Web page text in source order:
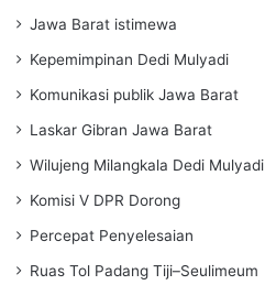
Jawa Barat istimewa
Kepemimpinan Dedi Mulyadi
Komunikasi publik Jawa Barat
Laskar Gibran Jawa Barat
Wilujeng Milangkala Dedi Mulyadi
Komisi V DPR Dorong
Percepat Penyelesaian
Ruas Tol Padang Tiji–Seulimeum